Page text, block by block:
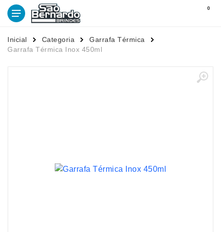
0
Inicial Categoria
Garrafa Térmica
Garrafa Térmica Inox 450ml